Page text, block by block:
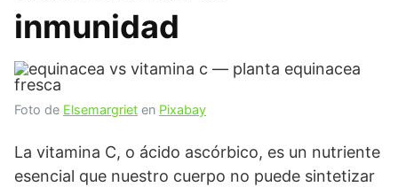
inmunidad
Foto de Elsemargriet en Pixabay
La vitamina C, o ácido ascórbico, es un nutriente
esencial que nuestro cuerpo no puede sintetizar